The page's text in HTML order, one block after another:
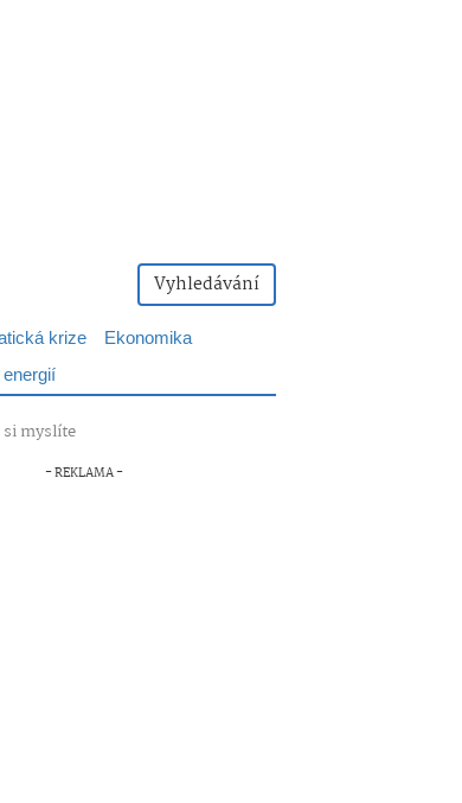
Vyhledávání
krize
Ekonomika
si myslíte